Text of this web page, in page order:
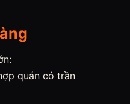
quán có trần